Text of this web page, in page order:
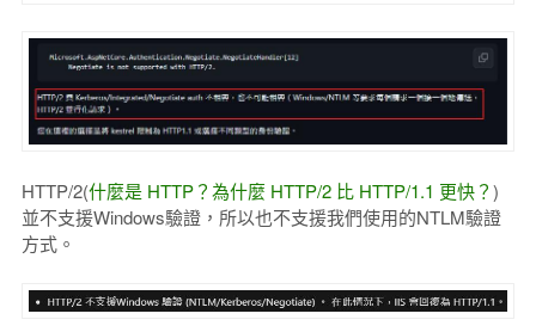
HTTP/2(什麼是 HTTP？為什麼 HTTP/2 比 HTTP/1.1 更快？)
並不支援Windows驗證，所以也不支援我們使用的NTLM驗證
方式。